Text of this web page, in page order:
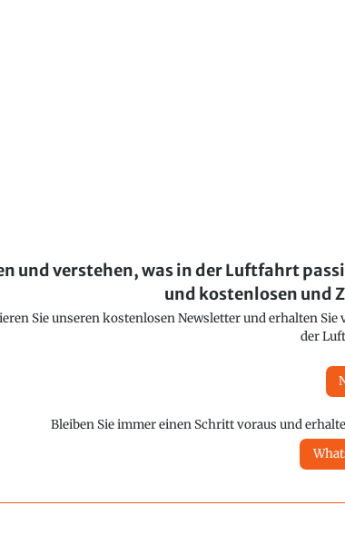
und verstehen, was in der Luftfahrt
und kostenlosen und
Sie unseren kostenlosen Newsletter und erhalten
der
Bleiben Sie immer einen Schritt voraus und